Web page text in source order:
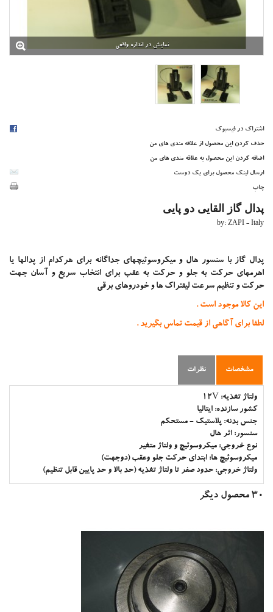
فیلتر ها
سوئیچ ها
کنتاکتورهای تک کنتاکت قدرت
مدارک فني
سنسورها و ابزار دقیق
سنسورهای مجاورتی
انکودر ها
نمایشگرها
ابزارهای دستی اندازه گيری
الکتروموتورهای DC
کنتاکتورهای آلبرایت
گروه باتری
کنترلر شارژر
تجهیزات مراقبت از باتری
درايوهای تغذیه شونده از باتری
نمایشگر شارژ باتری
کانکتور باتری
دوره های آموزشی
درايوها
Product Types
Single Pole Double Through - SPDT Contactors
DC Series Traction Drives-Choppers
DC Seprate Excited Traction Drives-Choppers
DC Permanent Magnet Traction Drives-Choppers
DC Pump Drives-Choppers
Electrical Powers Steering EPS DC
Electrical Powers Steering EPS AC
AC Inverter Drive Forklift EV Traction Pump
Single Pole Single Through - SPST Contactors
DC Motors Direction Contactors Forklift Electric Vehicle
BDIs Battery Connected
HMIs Smart Displays
نمایش در اندازه واقعی
اشتراک در فیسبوک
حذف کردن این محصول از علاقه مندی های من
اضافه کردن این محصول به علاقه مندی های من
ارسال لينک محصول برای يک دوست
چاپ
پدال گاز القایی دو پایی
by: ZAPI - Italy
پدال گاز با سنسور هال و میکروسوئیچهای جداگانه برای هرکدام از پدالها یا
اهرمهای حرکت به جلو و حرکت به عقب برای انتخاب سریع و آسان جهت
حرکت و تنظیم سرعت لیفتراک ها و خودروهای برقی
این کالا موجود است .
لطفا برای آگاهی از قیمت تماس بگیرید .
مشخصات نظرات
ولتاژ تغذیه: 12V
کشور سازنده: ایتالیا
جنس بدنه: پلاستیک - مستحکم
سنسور: اثر هال
نوع خروجی: میکروسوئیچ و ولتاژ متغیر
میکروسوئیچ ها: ابتدای حرکت جلو وعقب (دوجهت)
ولتاژ خروجی: حدود صفر تا ولتاژ تغذیه (حد بالا و حد پایین قابل تنظیم)
30 محصول ديگر